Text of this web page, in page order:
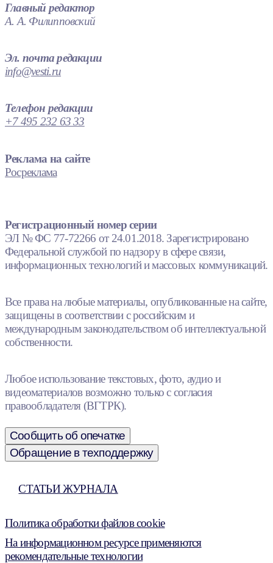
Главный редактор
А. А. Филипповский
Эл. почта редакции
info@vesti.ru
Телефон редакции
+7 495 232 63 33
Реклама на сайте
Росреклама
Регистрационный номер серии
ЭЛ № ФС 77-72266 от 24.01.2018. Зарегистрировано
Федеральной службой по надзору в сфере связи,
информационных технологий и массовых коммуникаций.
Все права на любые материалы, опубликованные на сайте,
защищены в соответствии с российским и
международным законодательством об интеллектуальной
собственности.
Любое использование текстовых, фото, аудио и
видеоматериалов возможно только с согласия
правообладателя (ВГТРК).
Сообщить об опечатке
Обращение в техподдержку
СТАТЬИ ЖУРНАЛА
Политика обработки файлов cookie
На информационном ресурсе применяются
рекомендательные технологии